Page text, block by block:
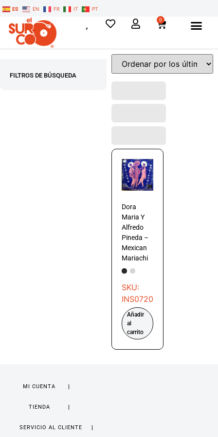
ES EN FR IT PT
0
FILTROS DE BÚSQUEDA
Dora
Maria Y
Alfredo
Pineda –
Mexican
Mariachi
SKU:
INS0720
Añadir
al
carrito
MI CUENTA
TIENDA
SERVICIO AL CLIENTE